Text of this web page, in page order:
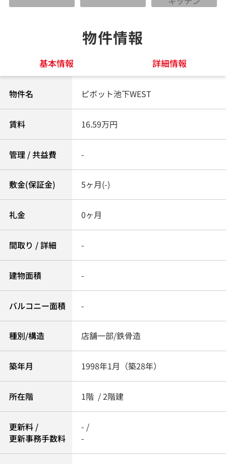
物件情報
基本情報 詳細情報
物件名 ピボット池下WEST
賃料 16.59万円
管理 / 共益費 -
敷金(保証金) 5ヶ月(-)
礼金 0ヶ月
間取り / 詳細 -
建物面積 -
バルコニー面積 -
種別/構造 店舗一部/鉄骨造
築年月 1998年1月（築28年）
所在階 1階 / 2階建
更新料 /
更新事務手数料
- /
-